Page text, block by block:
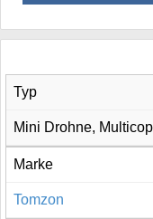
Typ
Mini Drohne,
Marke
Tomzon